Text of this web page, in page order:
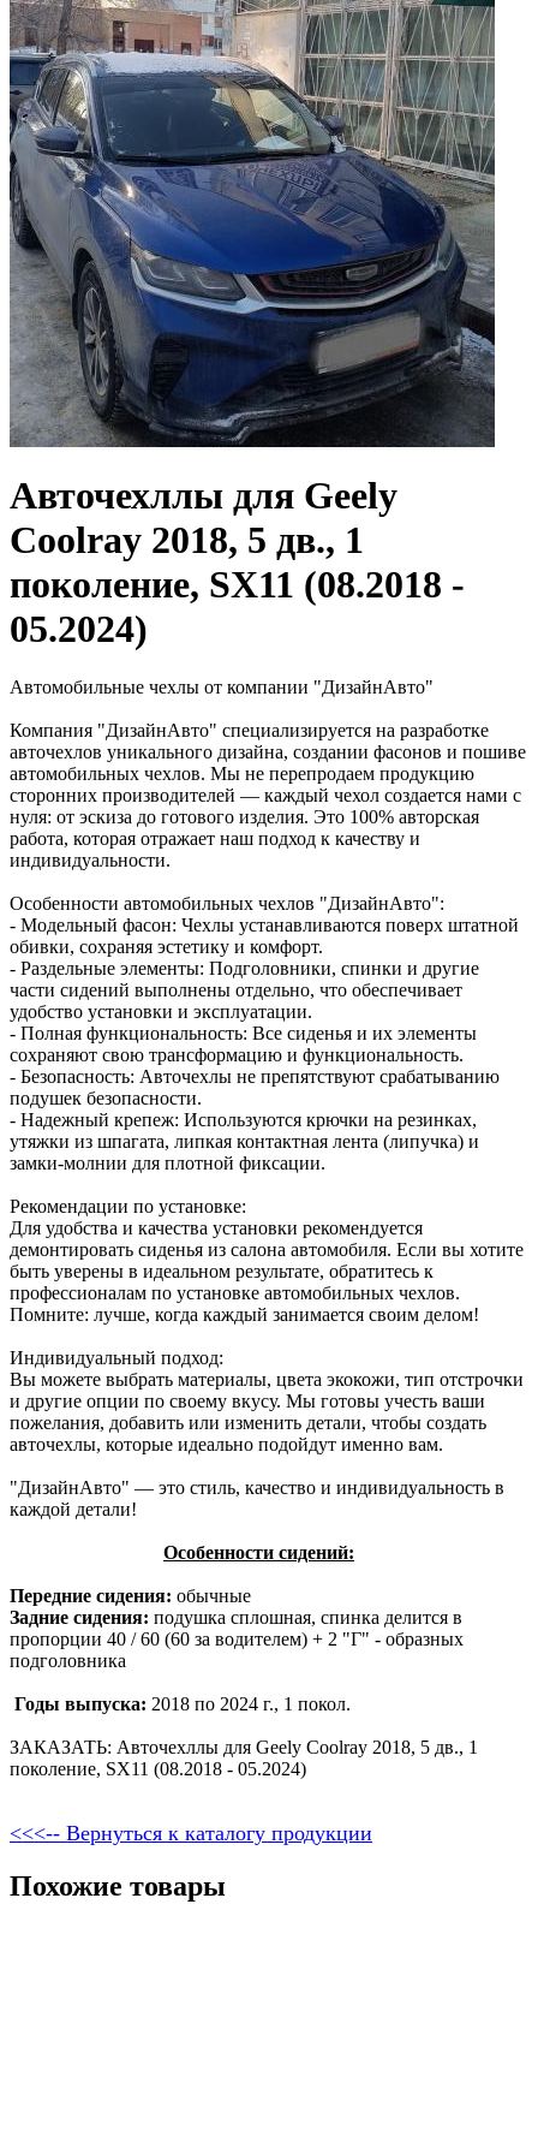
Авточехллы для Geely
Coolray 2018, 5 дв., 1
поколение, SX11 (08.2018 -
05.2024)
Автомобильные чехлы от компании "ДизайнАвто"
Компания "ДизайнАвто" специализируется на разработке
авточехлов уникального дизайна, создании фасонов и пошиве
автомобильных чехлов. Мы не перепродаем продукцию
сторонних производителей — каждый чехол создается нами с
нуля: от эскиза до готового изделия. Это 100% авторская
работа, которая отражает наш подход к качеству и
индивидуальности.
Особенности автомобильных чехлов "ДизайнАвто":
- Модельный фасон: Чехлы устанавливаются поверх штатной
обивки, сохраняя эстетику и комфорт.
- Раздельные элементы: Подголовники, спинки и другие
части сидений выполнены отдельно, что обеспечивает
удобство установки и эксплуатации.
- Полная функциональность: Все сиденья и их элементы
сохраняют свою трансформацию и функциональность.
- Безопасность: Авточехлы не препятствуют срабатыванию
подушек безопасности.
- Надежный крепеж: Используются крючки на резинках,
утяжки из шпагата, липкая контактная лента (липучка) и
замки-молнии для плотной фиксации.
Рекомендации по установке:
Для удобства и качества установки рекомендуется
демонтировать сиденья из салона автомобиля. Если вы хотите
быть уверены в идеальном результате, обратитесь к
профессионалам по установке автомобильных чехлов.
Помните: лучше, когда каждый занимается своим делом!
Индивидуальный подход:
Вы можете выбрать материалы, цвета экокожи, тип отстрочки
и другие опции по своему вкусу. Мы готовы учесть ваши
пожелания, добавить или изменить детали, чтобы создать
авточехлы, которые идеально подойдут именно вам.
"ДизайнАвто" — это стиль, качество и индивидуальность в
каждой детали!
Особенности сидений:
Передние сидения: обычные
Задние сидения: подушка сплошная, спинка делится в
пропорции 40 / 60 (60 за водителем) + 2 "Г" - образных
подголовника
Годы выпуска: 2018 по 2024 г., 1 покол.
ЗАКАЗАТЬ: Авточехллы для Geely Coolray 2018, 5 дв., 1
поколение, SX11 (08.2018 - 05.2024)
<<<-- Вернуться к каталогу продукции
Похожие товары